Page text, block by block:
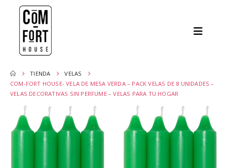
TIENDA
VELAS
COM-FORT HOUSE- VELA DE MESA VERDA – PACK VELAS DE 8 UNIDADES –
VELAS DECORATIVAS SIN PERFUME – VELAS PARA TU HOGAR